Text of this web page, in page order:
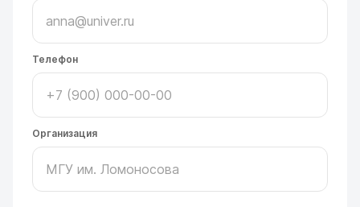
Телефон
Организация